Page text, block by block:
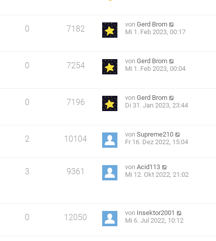
0 7182
vonGerd Brom
Mi 1. Feb 2023, 00:17
0 7254
vonGerd Brom
Mi 1. Feb 2023, 00:04
0 7196
vonGerd Brom
Di 31. Jan 2023, 23:44
2 10104
vonSupreme210
Fr 16. Dez 2022, 15:04
3 9361
vonAcid113
Mi 12. Okt 2022, 21:02
0 12050
von Insektor2001
Mi 6. Jul 2022, 10:12